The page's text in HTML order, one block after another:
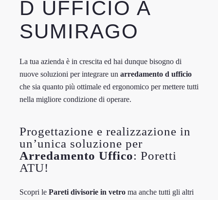
D UFFICIO A
SUMIRAGO
La tua azienda è in crescita ed hai dunque bisogno di
nuove soluzioni per integrare un arredamento d ufficio
che sia quanto più ottimale ed ergonomico per mettere tutti
nella migliore condizione di operare.
Progettazione e realizzazione in
un’unica soluzione per
Arredamento Uffico: Poretti
ATU!
Scopri le Pareti divisorie in vetro ma anche tutti gli altri